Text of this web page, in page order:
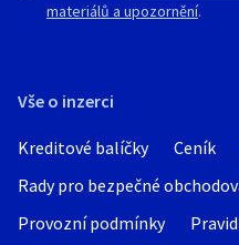
Vše o inzerci
Kreditové balíčky Ceník
Rady pro bezpečné
Provozní podmínky
materiálů a upozornění.